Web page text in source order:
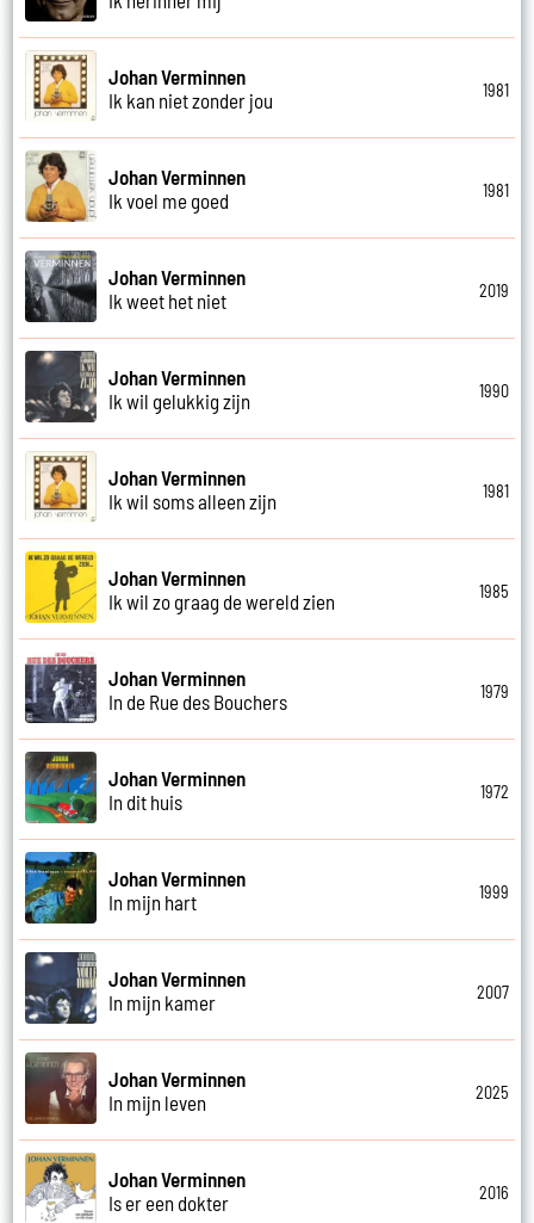
Johan Verminnen
Ik kan niet zonder jou
1981
Johan Verminnen
Ik voel me goed
1981
Johan Verminnen
Ik weet het niet
2019
Johan Verminnen
Ik wil gelukkig zijn
1990
Johan Verminnen
Ik wil soms alleen zijn
1981
Johan Verminnen
Ik wil zo graag de wereld zien
1985
Johan Verminnen
In de Rue des Bouchers
1979
Johan Verminnen
In dit huis
1972
Johan Verminnen
In mijn hart
1999
Johan Verminnen
In mijn kamer
2007
Johan Verminnen
In mijn leven
2025
Johan Verminnen
Is er een dokter
2016